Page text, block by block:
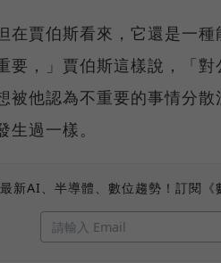
在賈伯斯看來，它還是一
要，」賈伯斯這樣說，「
被他認為不重要的事情分
過一樣。
新AI、半導體、數位趨勢！訂閱